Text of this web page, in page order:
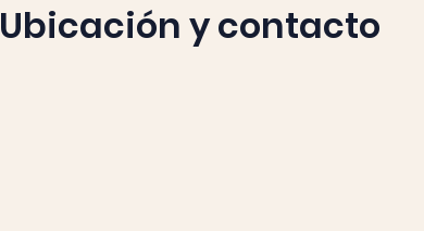
Ubicación y contacto